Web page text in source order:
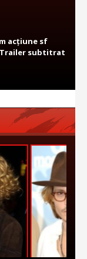
acțiune sf
Trailer subtitrat